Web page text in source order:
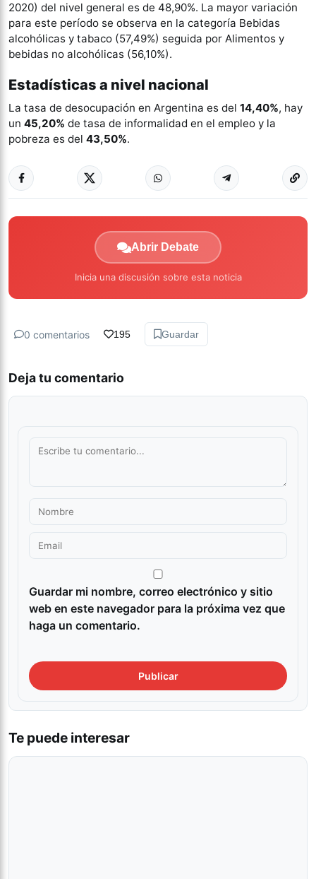
2020) del nivel general es de 48,90%. La mayor variación
para este período se observa en la categoría Bebidas
alcohólicas y tabaco (57,49%) seguida por Alimentos y
bebidas no alcohólicas (56,10%).
Estadísticas a nivel nacional
La tasa de desocupación en Argentina es del 14,40%, hay
un 45,20% de tasa de informalidad en el empleo y la
pobreza es del 43,50%.
Abrir Debate
Inicia una discusión sobre esta noticia
0 comentarios 195 Guardar
Deja tu comentario
Guardar mi nombre, correo electrónico y sitio
web en este navegador para la próxima vez que
haga un comentario.
Te puede interesar